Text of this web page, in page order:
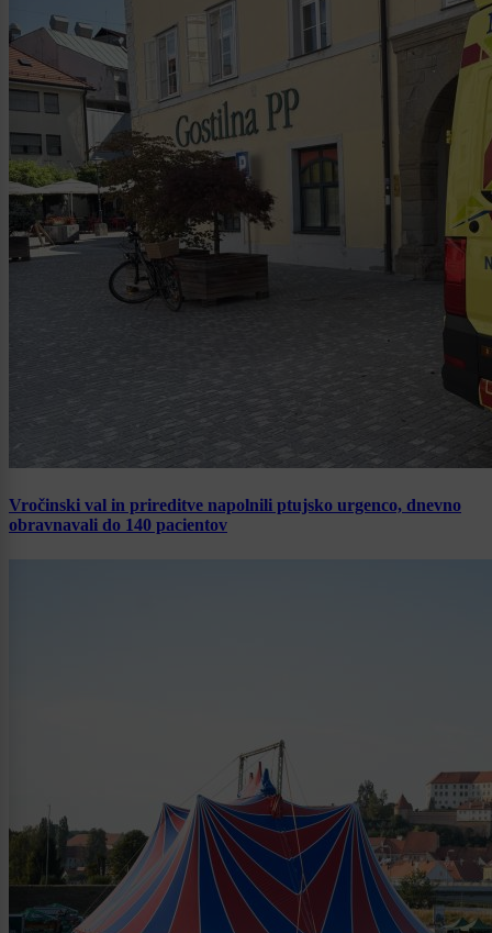
Vročinski val in prireditve napolnili ptujsko urgenco, dnevno
obravnavali do 140 pacientov